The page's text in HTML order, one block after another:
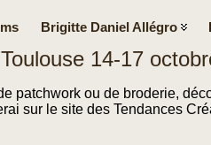
Brigitte Daniel Allégro
14-17
patchwork ou de broderie,
sur le site des Tendances